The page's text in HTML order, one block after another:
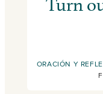
Turn
ORACIÓN Y